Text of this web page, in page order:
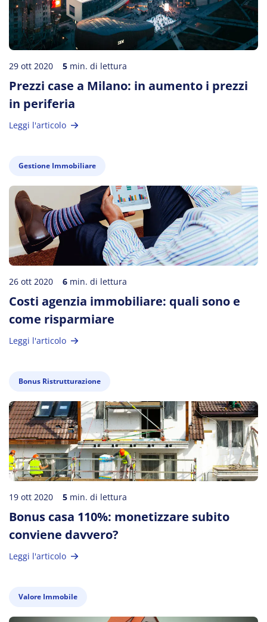
29 ott 2020 5 min. di lettura
Prezzi case a Milano: in aumento i prezzi
in periferia
Leggi l'articolo
Gestione Immobiliare
26 ott 2020 6 min. di lettura
Costi agenzia immobiliare: quali sono e
come risparmiare
Leggi l'articolo
Bonus Ristrutturazione
19 ott 2020 5 min. di lettura
Bonus casa 110%: monetizzare subito
conviene davvero?
Leggi l'articolo
Valore Immobile